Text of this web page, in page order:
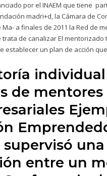
por el INAEM que tiene
madri+d, la Cámara de
a finales de 2011 la Red de
trata de canalizar El mentorizado
establecer un plan de acción
individual
de mentores
supervisó una
entre un